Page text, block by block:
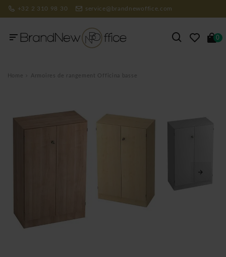
+32 2 310 98 30 service@brandnewoffice.com
0
Home Armoires de rangement Officina basse